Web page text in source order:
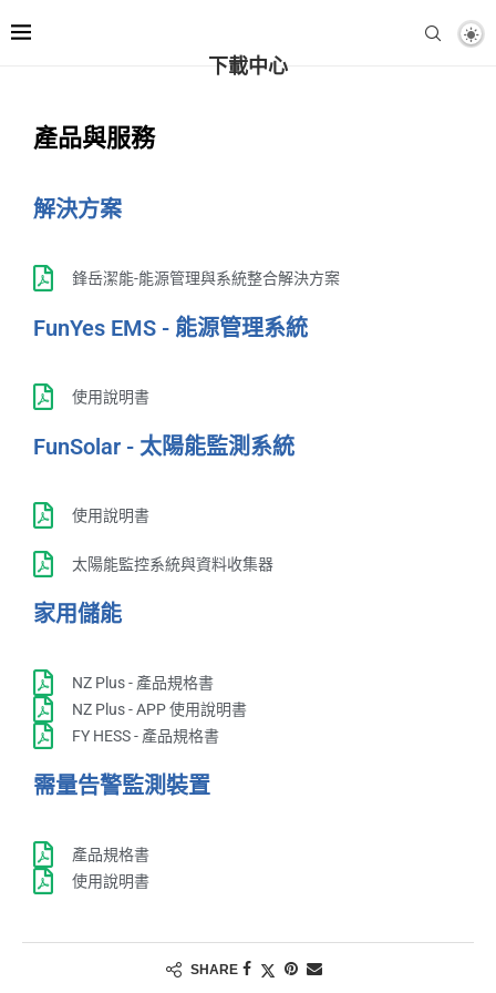
Home
下載中心
產品與服務
解決方案
鋒岳潔能-能源管理與系統整合解決方案
FunYes EMS - 能源管理系統
使用說明書
FunSolar - 太陽能監測系統
使用說明書
太陽能監控系統與資料收集器
家用儲能
NZ Plus - 產品規格書
NZ Plus - APP 使用說明書
FY HESS - 產品規格書
需量告警監測裝置
產品規格書
使用說明書
SHARE